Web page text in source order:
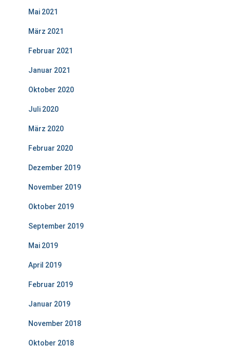
Mai 2021
März 2021
Februar 2021
Januar 2021
Oktober 2020
Juli 2020
März 2020
Februar 2020
Dezember 2019
November 2019
Oktober 2019
September 2019
Mai 2019
April 2019
Februar 2019
Januar 2019
November 2018
Oktober 2018